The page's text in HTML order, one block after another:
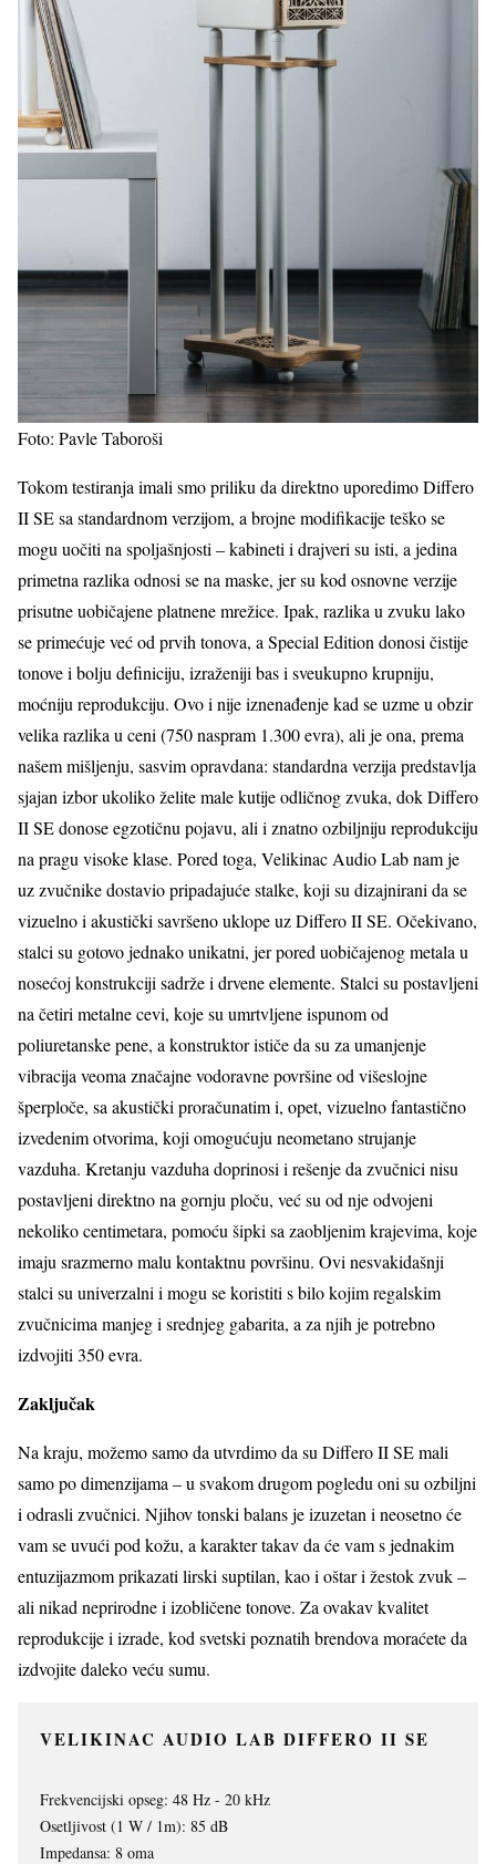
Foto: Pavle Taboroši
Tokom testiranja imali smo priliku da direktno uporedimo Differo
II SE sa standardnom verzijom, a brojne modifikacije teško se
mogu uočiti na spoljašnjosti – kabineti i drajveri su isti, a jedina
primetna razlika odnosi se na maske, jer su kod osnovne verzije
prisutne uobičajene platnene mrežice. Ipak, razlika u zvuku lako
se primećuje već od prvih tonova, a Special Edition donosi čistije
tonove i bolju definiciju, izraženiji bas i sveukupno krupniju,
moćniju reprodukciju. Ovo i nije iznenađenje kad se uzme u obzir
velika razlika u ceni (750 naspram 1.300 evra), ali je ona, prema
našem mišljenju, sasvim opravdana: standardna verzija predstavlja
sjajan izbor ukoliko želite male kutije odličnog zvuka, dok Differo
II SE donose egzotičnu pojavu, ali i znatno ozbiljniju reprodukciju
na pragu visoke klase. Pored toga, Velikinac Audio Lab nam je
uz zvučnike dostavio pripadajuće stalke, koji su dizajnirani da se
vizuelno i akustički savršeno uklope uz Differo II SE. Očekivano,
stalci su gotovo jednako unikatni, jer pored uobičajenog metala u
nosećoj konstrukciji sadrže i drvene elemente. Stalci su postavljeni
na četiri metalne cevi, koje su umrtvljene ispunom od
poliuretanske pene, a konstruktor ističe da su za umanjenje
vibracija veoma značajne vodoravne površine od višeslojne
šperploče, sa akustički proračunatim i, opet, vizuelno fantastično
izvedenim otvorima, koji omogućuju neometano strujanje
vazduha. Kretanju vazduha doprinosi i rešenje da zvučnici nisu
postavljeni direktno na gornju ploču, već su od nje odvojeni
nekoliko centimetara, pomoću šipki sa zaobljenim krajevima, koje
imaju srazmerno malu kontaktnu površinu. Ovi nesvakidašnji
stalci su univerzalni i mogu se koristiti s bilo kojim regalskim
zvučnicima manjeg i srednjeg gabarita, a za njih je potrebno
izdvojiti 350 evra.
Zaključak
Na kraju, možemo samo da utvrdimo da su Differo II SE mali
samo po dimenzijama – u svakom drugom pogledu oni su ozbiljni
i odrasli zvučnici. Njihov tonski balans je izuzetan i neosetno će
vam se uvući pod kožu, a karakter takav da će vam s jednakim
entuzijazmom prikazati lirski suptilan, kao i oštar i žestok zvuk –
ali nikad neprirodne i izobličene tonove. Za ovakav kvalitet
reprodukcije i izrade, kod svetski poznatih brendova moraćete da
izdvojite daleko veću sumu.
VELIKINAC AUDIO LAB DIFFERO II SE
Frekvencijski opseg: 48 Hz - 20 kHz
Osetljivost (1 W / 1m): 85 dB
Impedansa: 8 oma